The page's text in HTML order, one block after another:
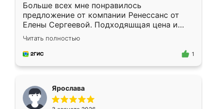
Больше всех мне понравилось
предложение от компании Ренессанс от
Елены Сергеевой. Подходяшщая цена и
короткие сроки изготовления. Приехавший
для замера сотрудник Владислав
предложил по моему эскизу самый
Читать полностью
1
Ярослава